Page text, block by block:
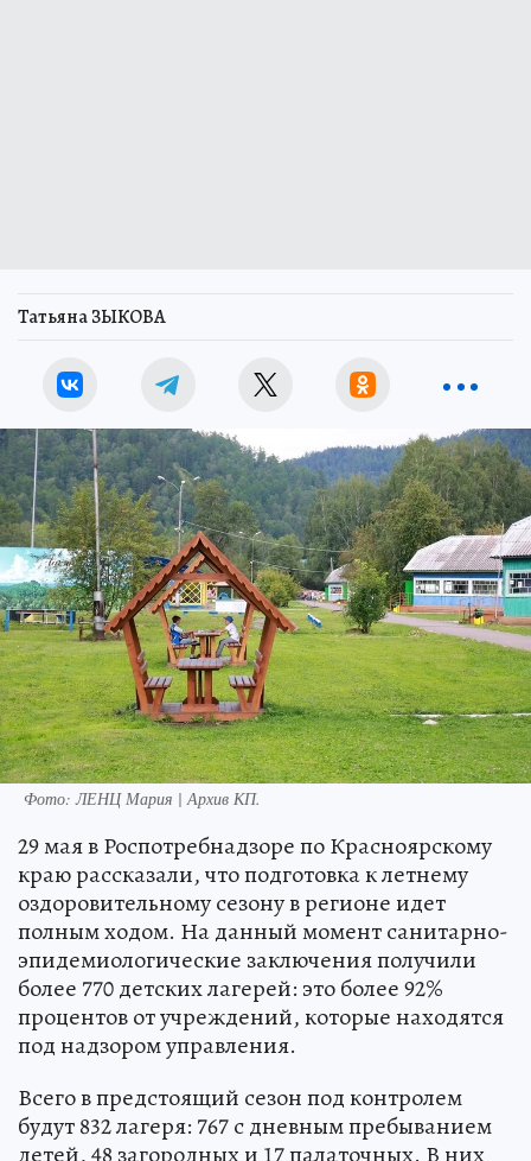
Татьяна ЗЫКОВА
Фото:ЛЕНЦ Мария | Архив КП.
29 мая в Роспотребнадзоре по Красноярскому
краю рассказали, что подготовка к летнему
оздоровительному сезону в регионе идет
полным ходом. На данный момент санитарно-
эпидемиологические заключения получили
более 770 детских лагерей: это более 92%
процентов от учреждений, которые находятся
под надзором управления.
Всего в предстоящий сезон под контролем
будут 832 лагеря: 767 с дневным пребыванием
детей, 48 загородных и 17 палаточных. В них